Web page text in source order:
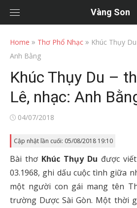
Vàng Son
Home » Thơ Phổ Nhạc » Khúc Thụy
Anh Bằng
Khúc Thụy Du –
Lê, nhạc: Anh
Posted
04/07/2018
Cập nhật lần cuối: 05/08/2018 19:10
Bài thơ Khúc Thụy Du được
03.1968, ghi dấu cuộc tình giữa
một người con gái mang tên
trường Dược Sài Gòn. Một thời